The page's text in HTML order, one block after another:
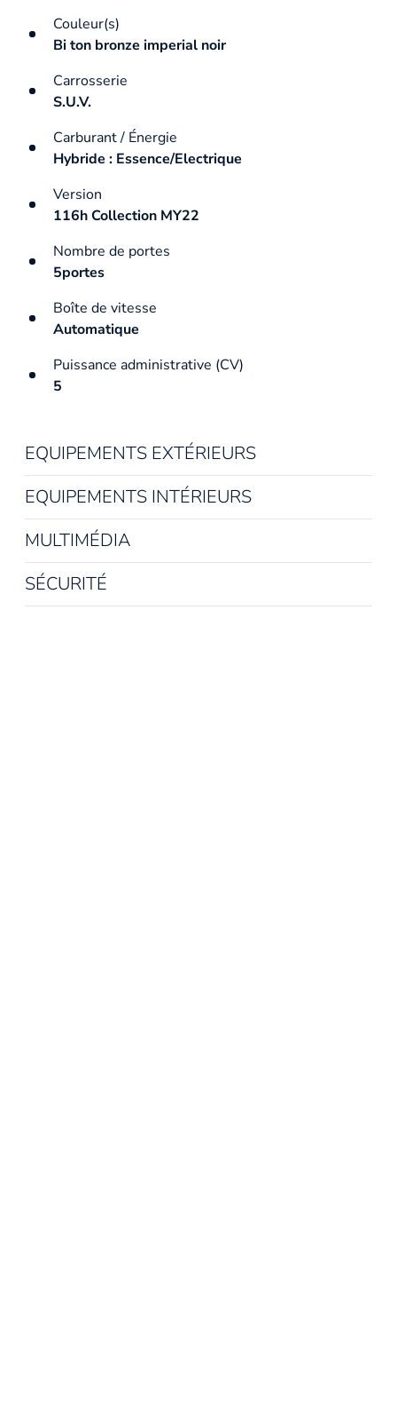
Couleur(s)
Bi ton bronze imperial noir
Carrosserie
S.U.V.
Carburant / Énergie
Hybride : Essence/Electrique
Version
116h Collection MY22
Nombre de portes
5portes
Boîte de vitesse
Automatique
Puissance administrative (CV)
5
EQUIPEMENTS EXTÉRIEURS
EQUIPEMENTS INTÉRIEURS
MULTIMÉDIA
SÉCURITÉ